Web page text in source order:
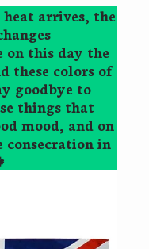
arrives, the
on this day the
these colors of
goodbye to
things that
mood, and on
in